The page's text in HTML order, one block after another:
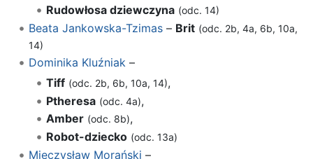
Rudowłosa dziewczyna (odc. 14)
Beata Jankowska-Tzimas– Brit (odc. 2b, 4a, 6b, 10a,
14)
Dominika Kluźniak–
Tiff (odc. 2b, 6b, 10a, 14),
Ptheresa (odc. 4a),
Amber (odc. 8b),
Robot-dziecko (odc. 13a)
Mieczysław Morański –